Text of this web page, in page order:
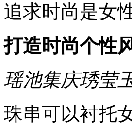
造
属
自
己
战
场......1:
女
政
追求时尚是女
打造时尚个性
瑶池集庆琇莹
珠串可以衬托